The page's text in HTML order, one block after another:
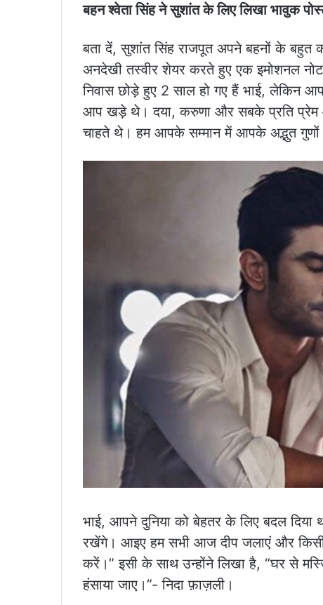
बहन श्वेता सिंह ने सुशांत के लिए लिखा भावुक
बता दें, सुशांत सिंह राजपूत अपने बहनों के बहुत
अनदेखी तस्वीर शेयर करते हुए एक इमोशनल
निवास छोड़े हुए 2 साल हो गए हैं भाई, लेकिन
आप खड़े थे। दया, करुणा और सबके प्रति
चाहते थे। हम आपके सम्मान में आपके अद्भुत गुणों
भाई, आपने दुनिया को बेहतर के लिए बदल
रखेंगे। आइए हम सभी आज दीप जलाएं और किसी
करें।” इसी के साथ उन्होंने लिखा है, “घर से
हंसाया जाए।”- निदा फ़ाज़ली।